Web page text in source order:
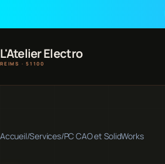
L'Atelier Electro
REIMS · 51100
Accueil/Services/PC CAO et SolidWorks